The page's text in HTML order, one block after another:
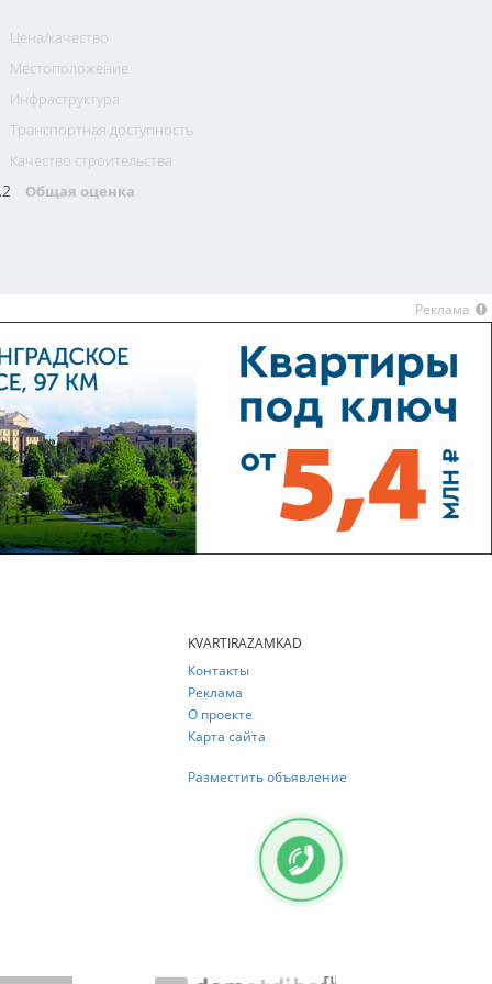
Цена/качество
Местоположение
Инфраструктура
Транспортная доступность
Качество строительства
Общая оценка
Реклама
KVARTIRAZAMKAD
Контакты
Реклама
О проекте
Карта сайта
Разместить объявление